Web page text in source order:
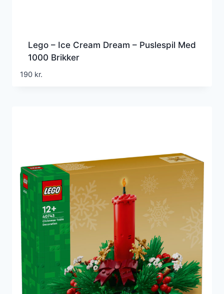
Lego – Ice Cream Dream – Puslespil Med
1000 Brikker
190 kr.